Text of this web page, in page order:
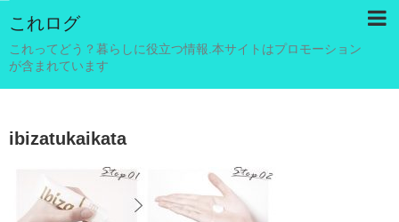
これログ
これってどう？暮らしに役立つ情報.本サイトはプロモーション
が含まれています
ibizatukaikata